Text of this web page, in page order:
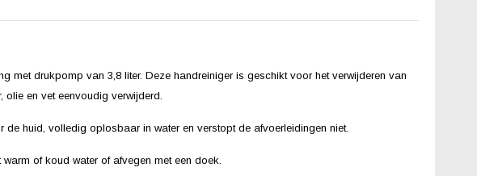
met drukpomp van 3,8 liter. Deze handreiniger is geschikt voor het verwijderen van
olie en vet eenvoudig verwijderd.
huid, volledig oplosbaar in water en verstopt de afvoerleidingen niet.
of koud water of afvegen met een doek.